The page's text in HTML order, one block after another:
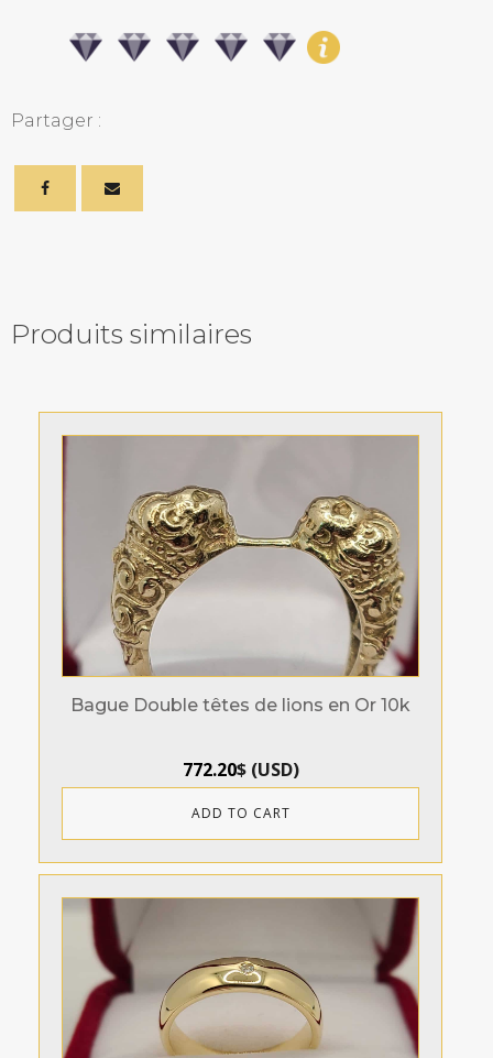
Partager :
Produits similaires
Bague Double têtes de lions en Or 10k
772.20$(USD)
ADD TO CART